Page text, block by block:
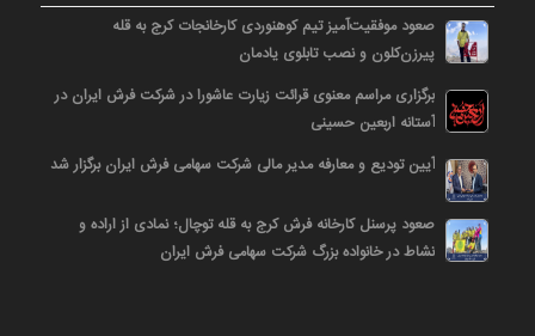
صعود موفقیت‌آمیز تیم کوهنوردی کارخانجات کرج به قله
پیرزن‌کلون و نصب تابلوی یادمان
برگزاری مراسم معنوی قرائت زیارت عاشورا در شرکت فرش ایران در
آستانه اربعین حسینی
آیین تودیع و معارفه مدیر مالی شرکت سهامی فرش ایران برگزار شد
صعود پرسنل کارخانه فرش کرج به قله توچال؛ نمادی از اراده و
نشاط در خانواده بزرگ شرکت سهامی فرش ایران